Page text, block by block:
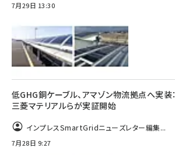
7月29日 13:30
低GHG銅ケーブル、アマゾン物流拠点へ実装：
三菱マテリアルらが実証開始
インプレスSmartGridニューズレター編集...
7月28日 9:27